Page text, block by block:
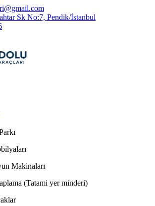
Sk No:7, Pendik/İstanbul
Makinaları
(Tatami yer minderi)